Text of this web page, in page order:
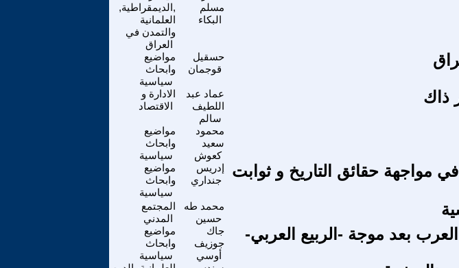
,الديمقراطية,
العلمانية
والتمدن في
العراق
مسلم
البكاء
مواضيع
وابحاث
سياسية
حسقيل
قوجمان
الادارة و
الاقتصاد
عماد عبد
اللطيف
سالم
ذاك
مواضيع
وابحاث
سياسية
محمود
سعيد
كعوش
مواضيع
وابحاث
سياسية
إدريس
جنداري
مواجهة حقائق التاريخ و ثوابت
المجتمع
المدني
محمد طه
حسين
مواضيع
وابحاث
سياسية
جاك
جوزيف
أوسي
بعد موجة -الربيع العربي-